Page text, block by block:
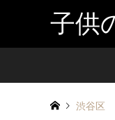
子供
渋谷区